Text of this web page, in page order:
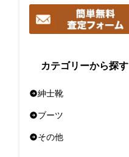
カテゴリーから探す
紳士靴
ブーツ
その他